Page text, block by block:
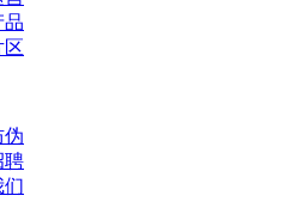
品
区
伪
聘
们